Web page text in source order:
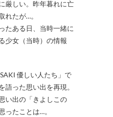
厳しい。昨年暮れに亡
れたが…。
たある日、当時一緒に
少女（当時）の情報
優しい人たち」で
語った思い出を再現。
い出の「きよしこの
ったことは…。